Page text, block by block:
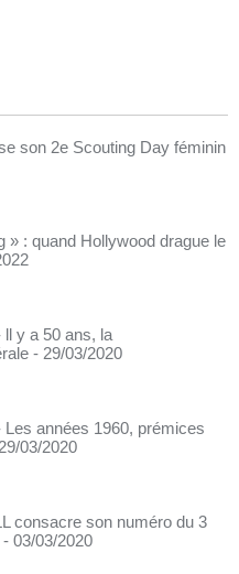
son 2e Scouting Day féminin
» : quand Hollywood drague le
ll y a 50 ans, la
- 29/03/2020
années 1960, prémices
03/2020
consacre son numéro du 3
- 03/03/2020